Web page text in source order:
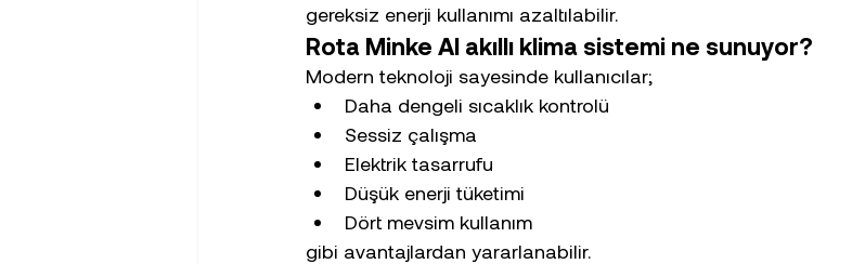
gereksiz enerji kullanımı azaltılabilir.
Rota Minke AI akıllı klima sistemi ne sunuyor?
Modern teknoloji sayesinde kullanıcılar;
Daha dengeli sıcaklık kontrolü
Sessiz çalışma
Elektrik tasarrufu
Düşük enerji tüketimi
Dört mevsim kullanım
gibi avantajlardan yararlanabilir.